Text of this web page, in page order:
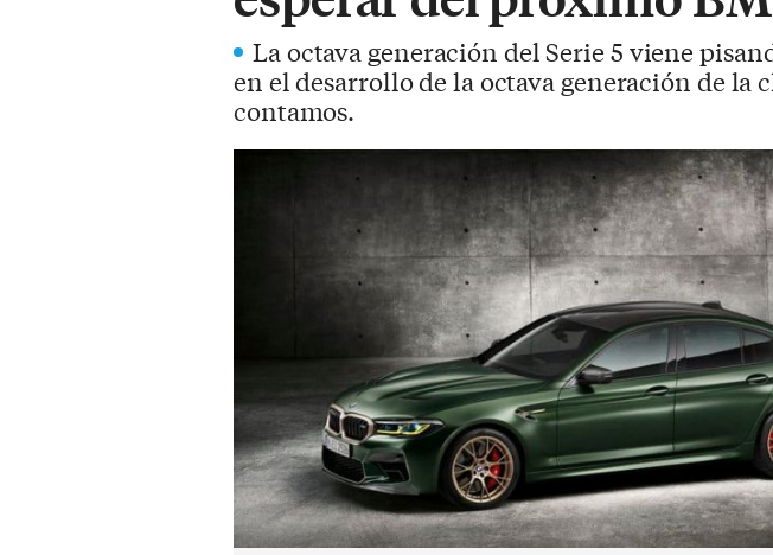
La octava generación del Serie 5 viene
en el desarrollo de la octava generación de la
contamos.